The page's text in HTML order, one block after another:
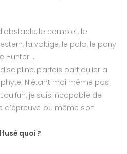
le complet, le
la voltige, le polo, le pony
Hunter …
parfois particulier a
N’étant moi même pas
je suis incapable de
d’épreuve ou même son
quoi ?